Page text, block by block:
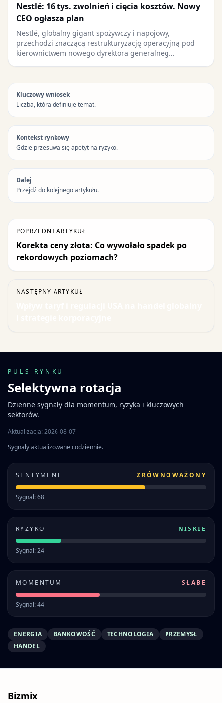
Nestlé: 16 tys. zwolnień i cięcia kosztów. Nowy
CEO ogłasza plan
Nestlé, globalny gigant spożywczy i napojowy,
przechodzi znaczącą restrukturyzację operacyjną pod
kierownictwem nowego dyrektora generalneg…
Kluczowy wniosek
Liczba, która definiuje temat.
Kontekst rynkowy
Gdzie przesuwa się apetyt na ryzyko.
Dalej
Przejdź do kolejnego artykułu.
POPRZEDNI ARTYKUŁ
Korekta ceny złota: Co wywołało spadek po
rekordowych poziomach?
NASTĘPNY ARTYKUŁ
PULS RYNKU
Selektywna rotacja
Dzienne sygnały dla momentum, ryzyka i kluczowych
sektorów.
Aktualizacja: 2026-08-07
Sygnały aktualizowane codziennie.
SENTYMENT ZRÓWNOWAŻONY
Sygnał: 68
RYZYKO NISKIE
Sygnał: 24
MOMENTUM SŁABE
Sygnał: 44
ENERGIA BANKOWOŚĆ TECHNOLOGIA
PRZEMYSŁ
HANDEL
Bizmix